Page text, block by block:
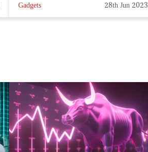
Gadgets 28th Jun 2023